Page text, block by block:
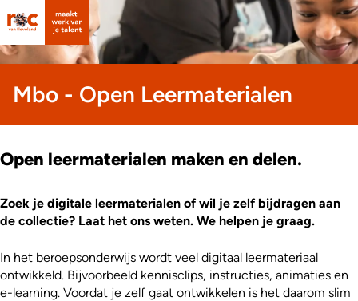
Mbo - Open Leermaterialen
Open leermaterialen maken en delen.
Zoek je digitale leermaterialen of wil je zelf bijdragen aan
de collectie? Laat het ons weten. We helpen je graag.
In het beroepsonderwijs wordt veel digitaal leermateriaal
ontwikkeld. Bijvoorbeeld kennisclips, instructies, animaties en
e-learning. Voordat je zelf gaat ontwikkelen is het daarom slim